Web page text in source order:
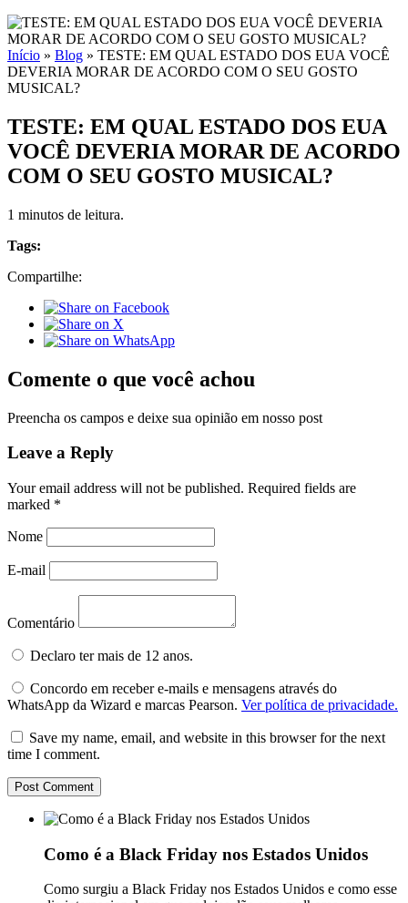
Início » Blog » TESTE: EM QUAL ESTADO DOS EUA VOCÊ
DEVERIA MORAR DE ACORDO COM O SEU GOSTO
MUSICAL?
TESTE: EM QUAL ESTADO DOS EUA
VOCÊ DEVERIA MORAR DE ACORDO
COM O SEU GOSTO MUSICAL?
1 minutos de leitura.
Tags:
Compartilhe:
Comente o que você achou
Preencha os campos e deixe sua opinião em nosso post
Leave a Reply
Your email address will not be published. Required fields are
marked *
Nome
E-mail
Comentário
Declaro ter mais de 12 anos.
Concordo em receber e-mails e mensagens através do
WhatsApp da Wizard e marcas Pearson. Ver política de privacidade.
Save my name, email, and website in this browser for the next
time I comment.
Como é a Black Friday nos Estados Unidos
Como surgiu a Black Friday nos Estados Unidos e como esse